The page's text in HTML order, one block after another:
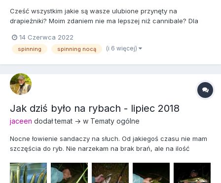
Cześć wszystkim jakie są wasze ulubione przynęty na
drapieżniki? Moim zdaniem nie ma lepszej niż cannibale? Dla
https://wielkaryba.pl/phfullsearch?
orderby=position&orderway=desc&p=1&search_query=cannibal
14 Czerwca 2022
spinning spinning nocą (i 6 więcej)
Jak dziś było na rybach - lipiec 2018
jaceen dodał temat → w Tematy ogólne
Nocne łowienie sandaczy na słuch. Od jakiegoś czasu nie mam
szczęścia do ryb. Nie narzekam na brak brań, ale na ilość
zmienić wędkę na dłuższą. Krótsze mają wiele zalet i od kilku
sezonów nie wyobrażałem sobie łowienia z d...